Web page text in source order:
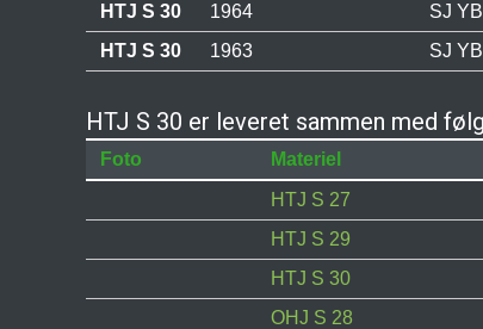
HTJ S 30
1964
SJ
HTJ S 30
1963 SJ
HTJ S 30 er leveret sammen med
Foto Materiel
HTJ S 27
HTJ S 29
HTJ S 30
OHJ S 28